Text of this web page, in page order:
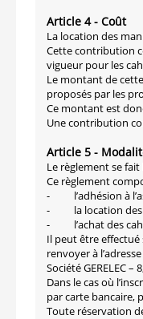
Article 4 - Coût
La location des
Cette contribution
vigueur pour les
Le montant de
proposés par les
Ce montant est
Une contribution
Article 5 -
Le règlement se
Ce règlement
-
l’adhésion à
-
la location
-
l’achat des
Il peut être effectué
renvoyer à
Société GERELEC –
Dans le cas où
par carte bancaire,
Toute réservation